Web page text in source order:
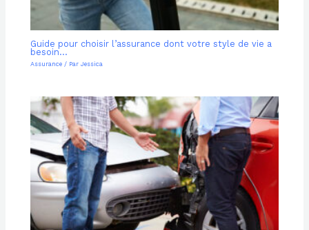
Guide pour choisir l’assurance dont votre style de vie a
besoin…
Assurance / ParJessica